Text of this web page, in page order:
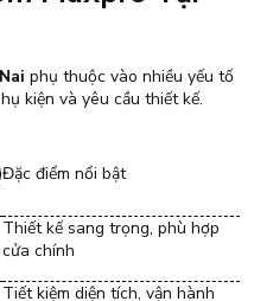
phụ thuộc vào nhiều yếu tố
kiện và yêu cầu thiết kế.
Đặc điểm nổi bật
Thiết kế sang trọng, phù hợp
cửa chính
Tiết kiệm diện tích, vận hành